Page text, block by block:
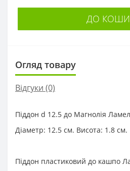
ДО
Огляд товару
Відгуки (0)
Піддон d 12.5 до Магнолія
Діаметр: 12.5 см. Висота: 1.8 см.
Піддон пластиковий до кашпо